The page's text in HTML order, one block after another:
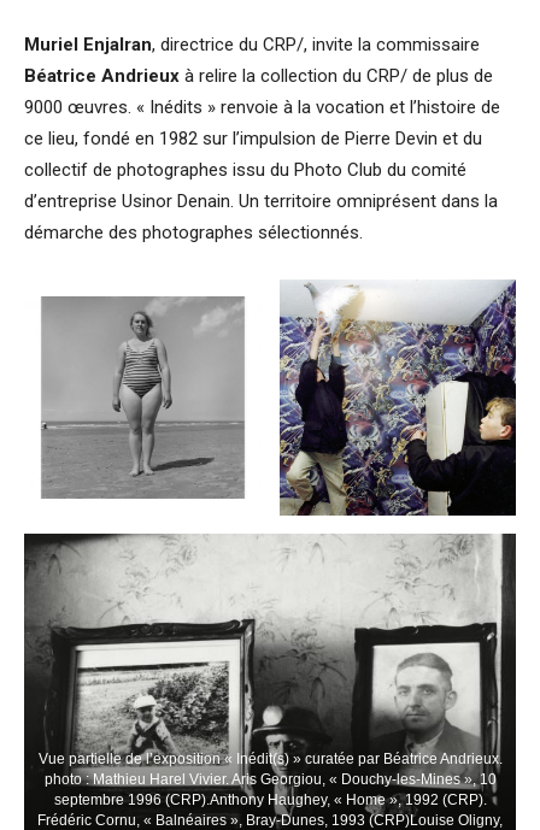
Muriel Enjalran, directrice du CRP/, invite la commissaire
Béatrice Andrieux à relire la collection du CRP/ de plus de
9000 œuvres. « Inédits » renvoie à la vocation et l’histoire de
ce lieu, fondé en 1982 sur l’impulsion de Pierre Devin et du
collectif de photographes issu du Photo Club du comité
d’entreprise Usinor Denain. Un territoire omniprésent dans la
démarche des photographes sélectionnés.
Vue partielle de l’exposition « Inédit(s) » curatée par Béatrice Andrieux.
photo : Mathieu Harel Vivier. Aris Georgiou, « Douchy-les-Mines », 10
septembre 1996 (CRP).Anthony Haughey, « Home », 1992 (CRP).
Frédéric Cornu, « Balnéaires », Bray-Dunes, 1993 (CRP)Louise Oligny,